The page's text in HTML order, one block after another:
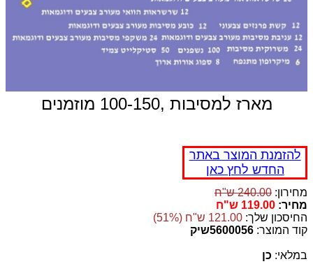
מארז למסיבות ,100-150 מוזמנים
להזמנת המוצר באתר
החדש לחץ כאן
מחירון: 240.00 ש"ח
מחיר: 119.00 ש"ח
החיסכון שלך: 121.00 ש"ח (51%)
קוד המוצר: 5600056שיק
במלאי: כן